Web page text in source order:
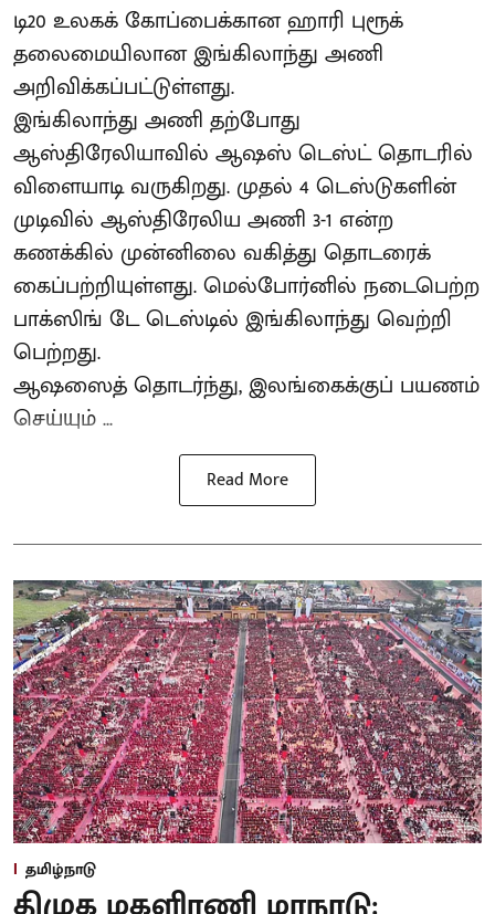
டி20 உலகக் கோப்பைக்கான ஹாரி புரூக்
தலைமையிலான இங்கிலாந்து அணி
அறிவிக்கப்பட்டுள்ளது.
இங்கிலாந்து அணி தற்போது
ஆஸ்திரேலியாவில் ஆஷஸ் டெஸ்ட் தொடரில்
விளையாடி வருகிறது. முதல் 4 டெஸ்டுகளின்
முடிவில் ஆஸ்திரேலிய அணி 3-1 என்ற
கணக்கில் முன்னிலை வகித்து தொடரைக்
கைப்பற்றியுள்ளது. மெல்போர்னில் நடைபெற்ற
பாக்ஸிங் டே டெஸ்டில் இங்கிலாந்து வெற்றி
பெற்றது.
ஆஷஸைத் தொடர்ந்து, இலங்கைக்குப் பயணம்
செய்யும் ...
Read More
தமிழ்நாடு